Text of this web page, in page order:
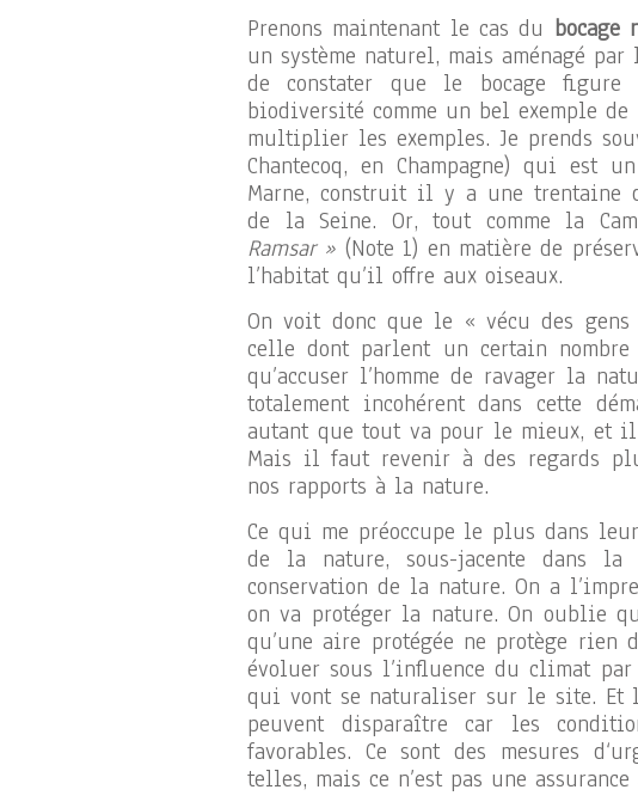
Prenons maintenant le cas du bocage
un système naturel, mais aménagé
de constater que le bocage
biodiversité comme un bel exemple
multiplier les exemples. Je prends
Chantecoq, en Champagne) qui est
Marne, construit il y a une trentaine
de la Seine. Or, tout comme la
Ramsar » (Note 1) en matière de
l’habitat qu’il offre aux oiseaux.
On voit donc que le « vécu des
celle dont parlent un certain
qu’accuser l’homme de ravager la
totalement incohérent dans cette
autant que tout va pour le mieux, et il
Mais il faut revenir à des regards
nos rapports à la nature.
Ce qui me préoccupe le plus dans
de la nature, sous-jacente dans
conservation de la nature. On a
on va protéger la nature. On oublie
qu’une aire protégée ne protège
évoluer sous l’influence du climat par
qui vont se naturaliser sur le site. Et
peuvent disparaître car les
favorables. Ce sont des mesures
telles, mais ce n’est pas une